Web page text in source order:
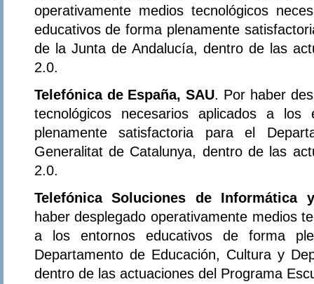
operativamente medios tecnológicos
educativos de forma plenamente
de la Junta de Andalucía, dentro de las
2.0.
Telefónica de España, SAU. Por haber
tecnológicos necesarios aplicados a los
plenamente satisfactoria para el
Generalitat de Catalunya, dentro de las
2.0.
Telefónica Soluciones de Informática
haber desplegado operativamente medios
a los entornos educativos de forma
Departamento de Educación, Cultura y
dentro de las actuaciones del Programa